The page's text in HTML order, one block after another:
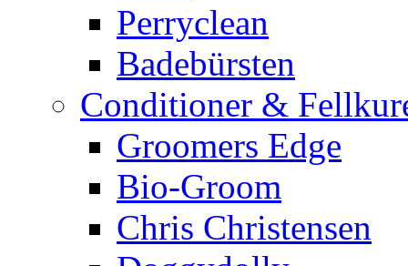
Perryclean
Badebürsten
Conditioner &
Groomers Edge
Bio-Groom
Chris Christensen